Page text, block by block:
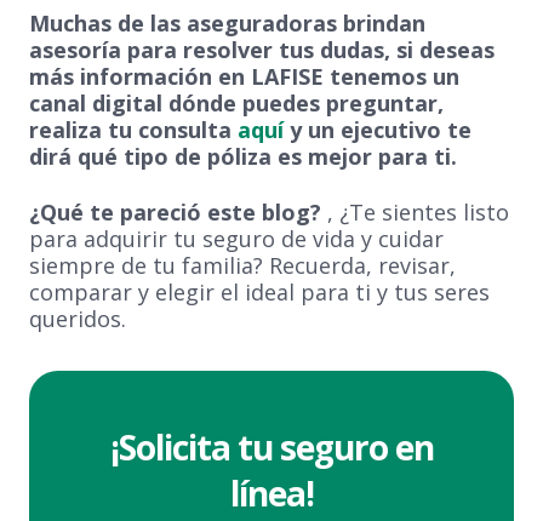
Muchas de las aseguradoras brindan
asesoría para resolver tus dudas, si deseas
más información en LAFISE tenemos un
canal digital dónde puedes preguntar,
realiza tu consulta aquíy un ejecutivo te
dirá qué tipo de póliza es mejor para ti.
¿Qué te pareció este blog? , ¿Te sientes listo
para adquirir tu seguro de vida y cuidar
siempre de tu familia? Recuerda, revisar,
comparar y elegir el ideal para ti y tus seres
queridos.
¡Solicita tu seguro en
línea!